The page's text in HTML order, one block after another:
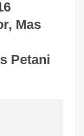
Mas
Petani